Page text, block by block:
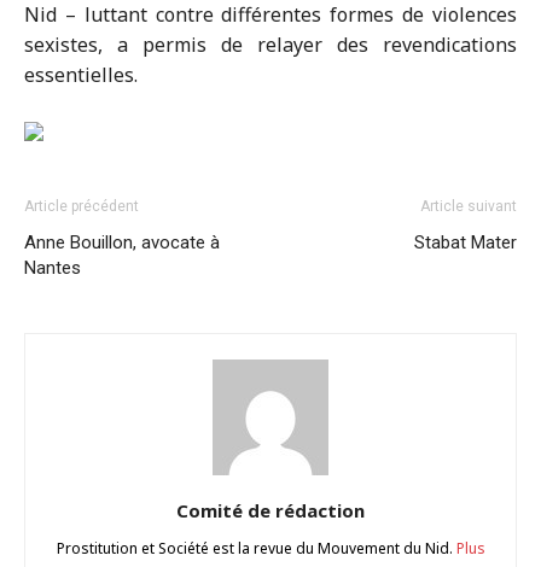
Nid – luttant contre différentes formes de violences
sexistes, a permis de relayer des revendications
essentielles.
Article précédent
Anne Bouillon, avocate à
Nantes
Article suivant
Stabat Mater
Comité de rédaction
Prostitution et Société est la revue du Mouvement du Nid. Plus